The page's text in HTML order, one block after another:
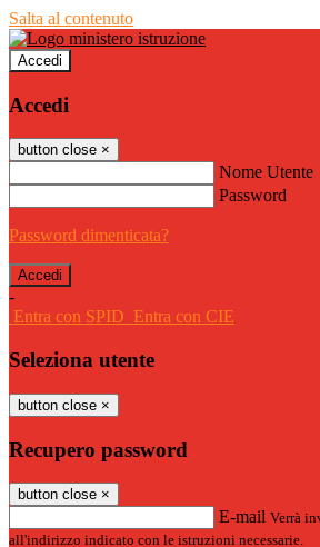
Salta al contenuto
Accedi
Accedi
button close ×
Nome Utente
Password
Password dimenticata?
-
Entra con SPID Entra con CIE
Seleziona utente
button close ×
Recupero password
button close ×
E-mail Verrà
all'indirizzo indicato con le istruzioni necessarie.